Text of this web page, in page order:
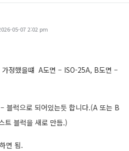
05-07 2:02 pm
정했을떄 A도면 – ISO-25A, B도면 –
블럭으로 되어있는듯 합니다.(A 또는 B
트 블럭을 새로 만듬.)
면 됨.